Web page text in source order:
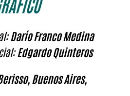
Darío Franco Medina
Edgardo Quinteros
Buenos Aires,